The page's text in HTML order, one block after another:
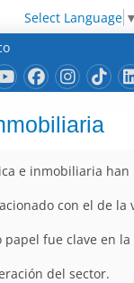
Select Language ▼
e inmobiliaria
con el de la
papel fue clave en
del sector.